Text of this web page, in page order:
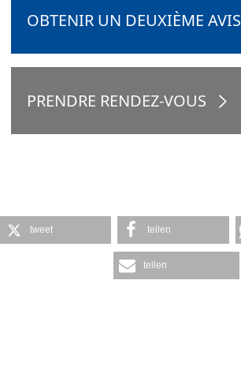
OBTENIR UN DEUXIÈME AVIS
PRENDRE RENDEZ-VOUS
tweet teilen
teilen